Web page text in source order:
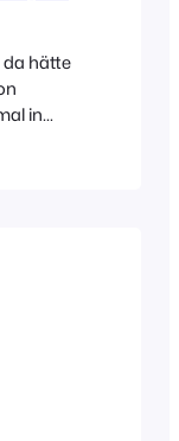
da hätte
in